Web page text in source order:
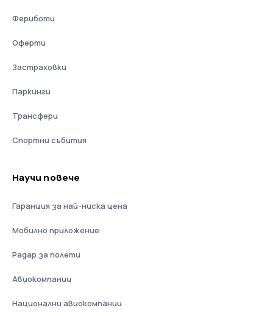
Фериботи
Оферти
Застраховки
Паркинги
Трансфери
Спортни събития
Научи повече
Гаранция за най-ниска цена
Мобилно приложение
Радар за полети
Авиокомпании
Национални авиокомпании